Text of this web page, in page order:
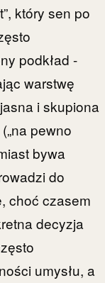
który sen po
podkład -
warstwę
i skupiona
pewno
bywa
do
choć czasem
decyzja
umysłu, a